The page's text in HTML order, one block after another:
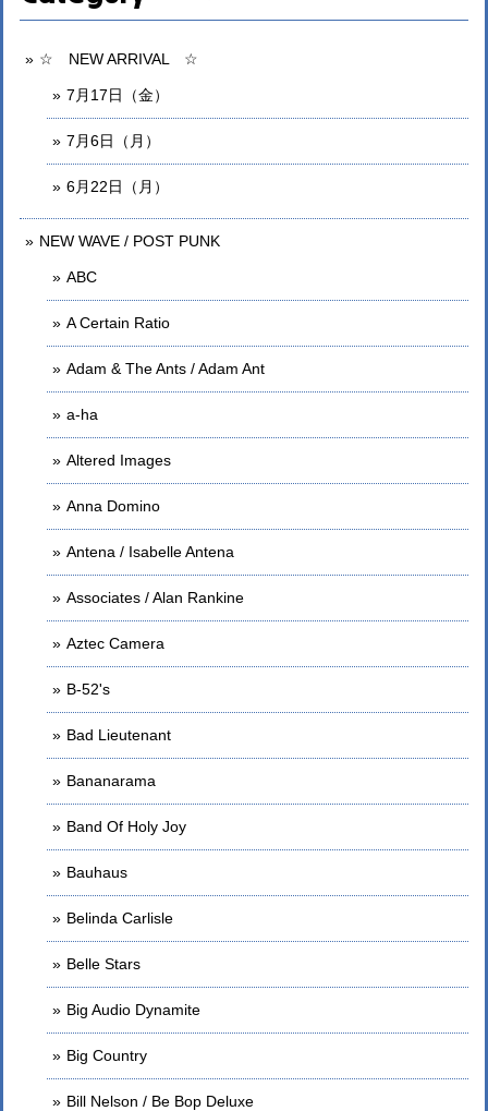
☆ NEW ARRIVAL ☆
7月17日（金）
7月6日（月）
6月22日（月）
NEW WAVE / POST PUNK
ABC
A Certain Ratio
Adam & The Ants / Adam Ant
a-ha
Altered Images
Anna Domino
Antena / Isabelle Antena
Associates / Alan Rankine
Aztec Camera
B-52's
Bad Lieutenant
Bananarama
Band Of Holy Joy
Bauhaus
Belinda Carlisle
Belle Stars
Big Audio Dynamite
Big Country
Bill Nelson / Be Bop Deluxe